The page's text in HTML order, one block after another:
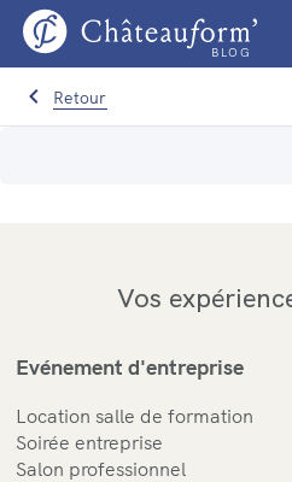
BLOG
Retour
Vos
Evénement d'entreprise
Location salle de formation
Soirée entreprise
Salon professionnel